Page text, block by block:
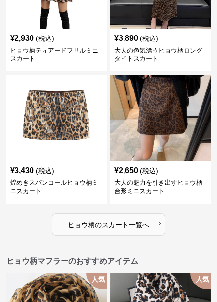
¥2,930 (税込)
ヒョウ柄ティアードフリルミニ
スカート
¥3,890 (税込)
大人の色気漂うヒョウ柄ロング
タイトスカート
¥3,430 (税込)
煌めきスパンコールヒョウ柄ミ
ニスカート
¥2,650 (税込)
大人の魅力を引き出すヒョウ柄
台形ミニスカート
ヒョウ柄のスカート一覧へ ›
ヒョウ柄マフラーのおすすめアイテム
人気 人気